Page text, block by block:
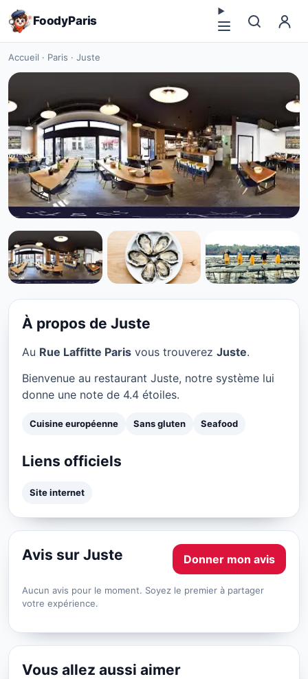
FoodyParis
Accueil · Paris · Juste
CUISINE EUROPÉENNE
Juste à Paris
★ 4.4/5
À propos de Juste
Au Rue Laffitte Paris vous trouverez Juste.
Bienvenue au restaurant Juste, notre système lui
donne une note de 4.4 étoiles.
Cuisine européenne Sans gluten Seafood
Liens officiels
Site internet
Avis sur Juste Donner mon avis
Aucun avis pour le moment. Soyez le premier à partager
votre expérience.
Vous allez aussi aimer